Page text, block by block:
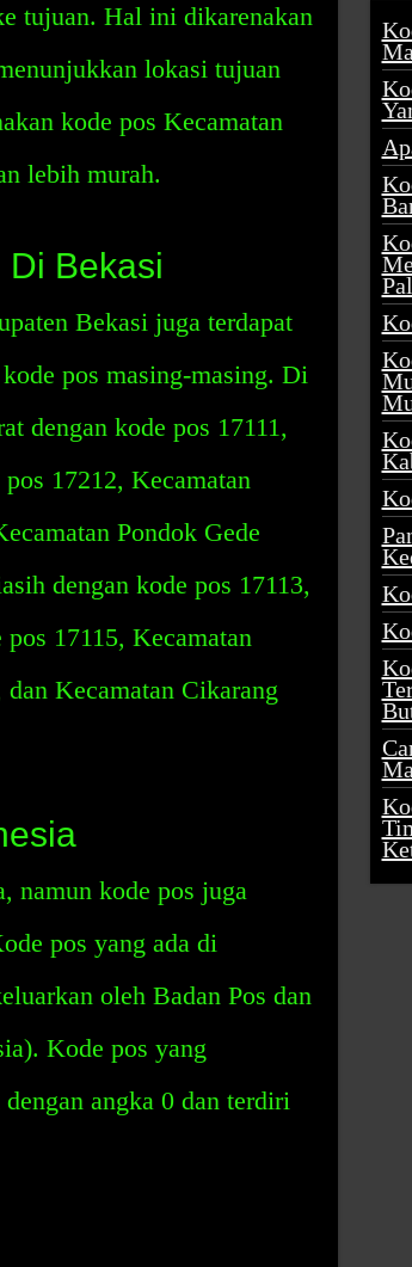
tujuan. Hal ini dikarenakan
lokasi tujuan
kode pos Kecamatan
lebih murah.
Bekasi
Bekasi juga terdapat
pos masing-masing. Di
dengan kode pos 17111,
17212, Kecamatan
Pondok Gede
dengan kode pos 17113,
17115, Kecamatan
Kecamatan Cikarang
namun kode pos juga
pos yang ada di
oleh Badan Pos dan
Kode pos yang
angka 0 dan terdiri